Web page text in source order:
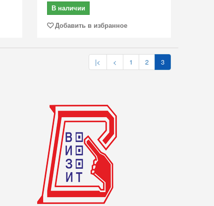
В наличии
Добавить в избранное
|< < 1 2 3